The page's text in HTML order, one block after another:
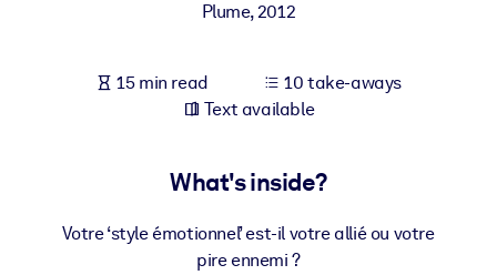
Fuel your AI systems with reliable, structured knowledge to
Plume,2012
15 min read
10 take-aways
Text available
What's inside?
Votre ‘style émotionnel’ est-il votre allié ou votre
pire ennemi ?